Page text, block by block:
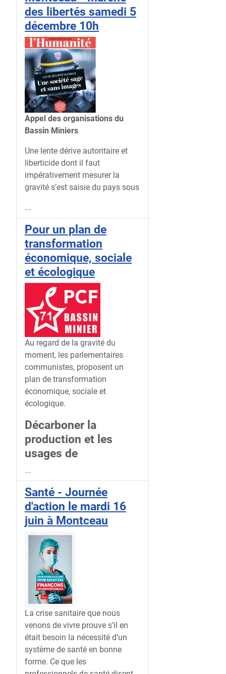
des libertés samedi 5
décembre 10h
Appel des organisations du
Bassin Miniers
Une lente dérive autoritaire et
liberticide dont il faut
impérativement mesurer la
gravité s’est saisie du pays sous
...
Pour un plan de
transformation
économique, sociale
et écologique
Au regard de la gravité du
moment, les parlementaires
communistes, proposent un
plan de transformation
économique, sociale et
écologique.
Décarboner la
production et les
usages de
...
Santé - Journée
d'action le mardi 16
juin à Montceau
La crise sanitaire que nous
venons de vivre prouve s’il en
était besoin la nécessité d’un
système de santé en bonne
forme. Ce que les